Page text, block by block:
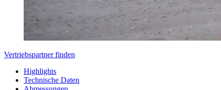
Vertriebspartner finden
Highlights
Technische Daten